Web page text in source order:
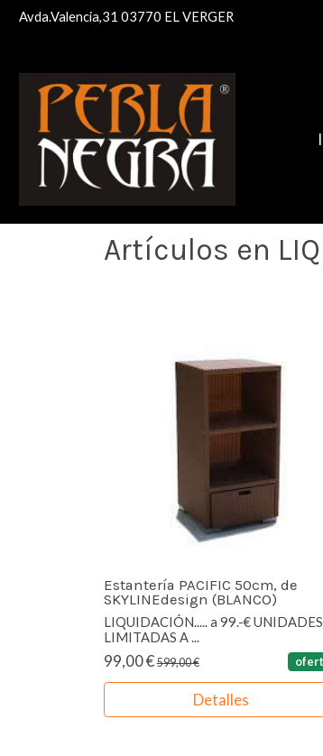
Avda.Valencia,31 03770 EL VERGER
Artículos en
Estantería PACIFIC 50cm, de
SKYLINEdesign (BLANCO)
LIQUIDACIÓN..... a 99.-€ UNIDADES
LIMITADAS A ...
99,00 €599,00 €
Detalles